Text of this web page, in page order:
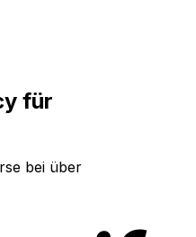
für
bei über